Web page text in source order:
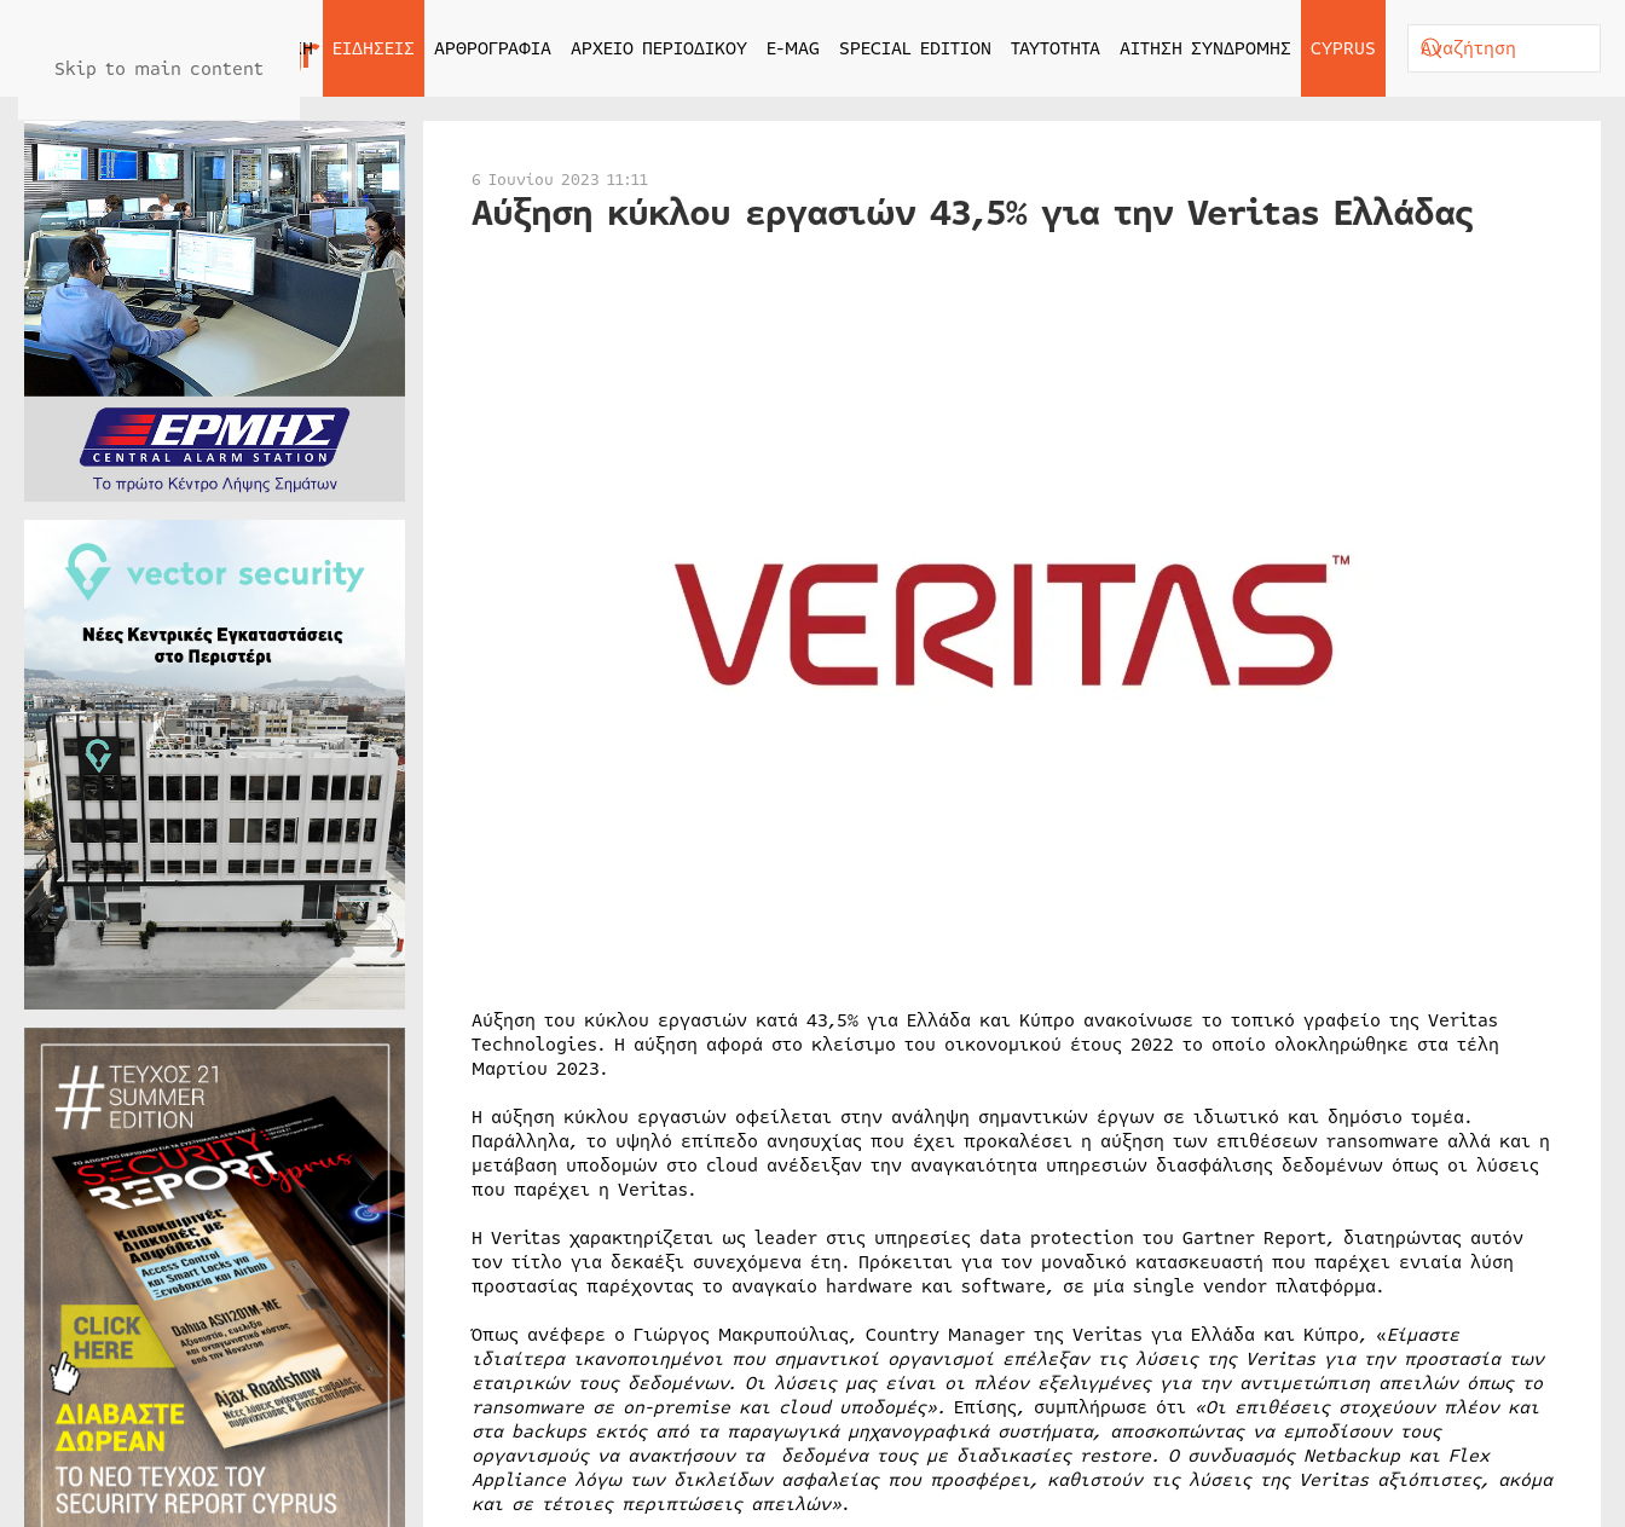
Skip to main content
ΑΡΧΙΚΗ ΕΙΔΗΣΕΙΣ ΑΡΘΡΟΓΡΑΦΙΑ ΑΡΧΕΙΟ ΠΕΡΙΟΔΙΚΟΥ E-MAG SPECIAL EDITION ΤΑΥΤΟΤΗΤΑ ΑΙΤΗΣΗ ΣΥΝΔΡΟΜΗΣ CYPRUS
6 Ιουνίου 2023 11:11
Αύξηση κύκλου εργασιών 43,5% για την Veritas Ελλάδας
Αύξηση του κύκλου εργασιών κατά 43,5% για Ελλάδα και Κύπρο ανακοίνωσε το τοπικό γραφείο της Veritas
Technologies. Η αύξηση αφορά στο κλείσιμο του οικονομικού έτους 2022 το οποίο ολοκληρώθηκε στα τέλη
Μαρτίου 2023.
Η αύξηση κύκλου εργασιών οφείλεται στην ανάληψη σημαντικών έργων σε ιδιωτικό και δημόσιο τομέα.
Παράλληλα, το υψηλό επίπεδο ανησυχίας που έχει προκαλέσει η αύξηση των επιθέσεων ransomware αλλά και η
μετάβαση υποδομών στο cloud ανέδειξαν την αναγκαιότητα υπηρεσιών διασφάλισης δεδομένων όπως οι λύσεις
που παρέχει η Veritas.
H Veritas χαρακτηρίζεται ως leader στις υπηρεσίες data protection του Gartner Report, διατηρώντας αυτόν
τον τίτλο για δεκαέξι συνεχόμενα έτη. Πρόκειται για τον μοναδικό κατασκευαστή που παρέχει ενιαία λύση
προστασίας παρέχοντας το αναγκαίο hardware και software, σε μία single vendor πλατφόρμα.
Όπως ανέφερε ο Γιώργος Μακρυπούλιας, Country Manager της Veritas για Ελλάδα και Κύπρο, «Είμαστε
ιδιαίτερα ικανοποιημένοι που σημαντικοί οργανισμοί επέλεξαν τις λύσεις της Veritas για την προστασία των
εταιρικών τους δεδομένων. Οι λύσεις μας είναι οι πλέον εξελιγμένες για την αντιμετώπιση απειλών όπως το
ransomware σε on-premise και cloud υποδομές». Επίσης, συμπλήρωσε ότι «Οι επιθέσεις στοχεύουν πλέον και
στα backups εκτός από τα παραγωγικά μηχανογραφικά συστήματα, αποσκοπώντας να εμποδίσουν τους
οργανισμούς να ανακτήσουν τα δεδομένα τους με διαδικασίες restore. O συνδυασμός Netbackup και Flex
Appliance λόγω των δικλείδων ασφαλείας που προσφέρει, καθιστούν τις λύσεις της Veritas αξιόπιστες, ακόμα
και σε τέτοιες περιπτώσεις απειλών».